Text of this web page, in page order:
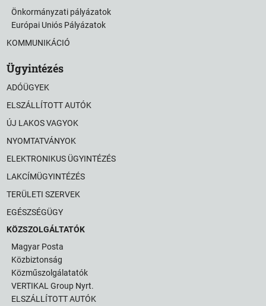
Önkormányzati pályázatok
Európai Uniós Pályázatok
KOMMUNIKÁCIÓ
Ügyintézés
ADÓÜGYEK
ELSZÁLLÍTOTT AUTÓK
ÚJ LAKOS VAGYOK
NYOMTATVÁNYOK
ELEKTRONIKUS ÜGYINTÉZÉS
LAKCÍMÜGYINTÉZÉS
TERÜLETI SZERVEK
EGÉSZSÉGÜGY
KÖZSZOLGÁLTATÓK
Magyar Posta
Közbiztonság
Közműszolgálatatók
VERTIKAL Group Nyrt.
ELSZÁLLÍTOTT AUTÓK